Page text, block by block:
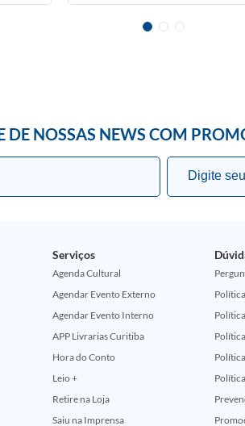
DE NOSSAS NEWS COM
Serviços
Agenda Cultural
Agendar Evento Externo
Agendar Evento Interno
APP Livrarias Curitiba
Hora do Conto
Leio +
Retire na Loja
Saiu na Imprensa